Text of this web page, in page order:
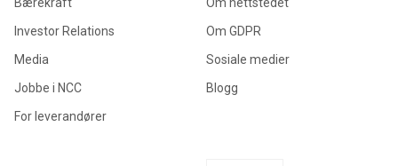
Bærekraft
Investor Relations
Media
Jobbe i NCC
For leverandører
Om nettstedet
Om GDPR
Sosiale medier
Blogg